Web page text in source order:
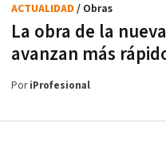
La obra de la
avanzan más
ACTUALIDAD / Obras
PoriProfesional